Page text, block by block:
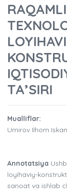
RAQAMLI
TA’SIRI
Mualliflar:
Umirov Ilhom
Annotatsiya
loyihaviy-
sanoat va ishlab